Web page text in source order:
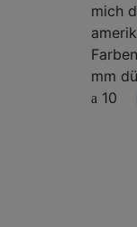
mich
mm
10